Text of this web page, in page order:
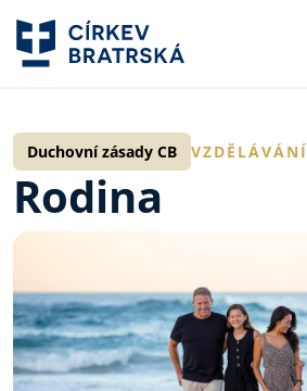
Duchovní zásady CB VZDĚLÁVÁNÍ
Rodina